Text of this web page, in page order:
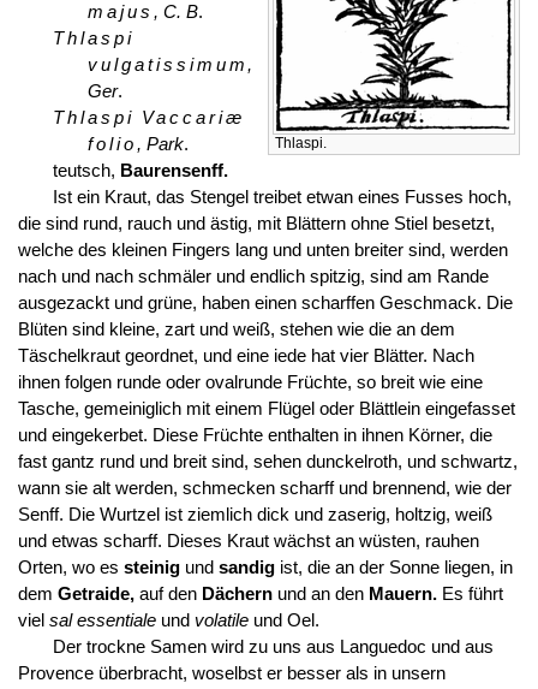
Thlaspi.
majus , C. B.
Thlaspi
vulgatissimum,
Ger.
Thlaspi Vaccariæ
folio, Park.
teutsch, Baurensenff.
Ist ein Kraut, das Stengel treibet etwan eines Fusses hoch,
die sind rund, rauch und ästig, mit Blättern ohne Stiel besetzt,
welche des kleinen Fingers lang und unten breiter sind, werden
nach und nach schmäler und endlich spitzig, sind am Rande
ausgezackt und grüne, haben einen scharffen Geschmack. Die
Blüten sind kleine, zart und weiß, stehen wie die an dem
Täschelkraut geordnet, und eine iede hat vier Blätter. Nach
ihnen folgen runde oder ovalrunde Früchte, so breit wie eine
Tasche, gemeiniglich mit einem Flügel oder Blättlein eingefasset
und eingekerbet. Diese Früchte enthalten in ihnen Körner, die
fast gantz rund und breit sind, sehen dunckelroth, und schwartz,
wann sie alt werden, schmecken scharff und brennend, wie der
Senff. Die Wurtzel ist ziemlich dick und zaserig, holtzig, weiß
und etwas scharff. Dieses Kraut wächst an wüsten, rauhen
Orten, wo es steinigund sandigist, die an der Sonne liegen, in
dem Getraide,auf den Dächernund an den Mauern.Es führt
viel sal essentialeund volatileund Oel.
Der trockne Samen wird zu uns aus Languedoc und aus
Provence überbracht, woselbst er besser als in unsern